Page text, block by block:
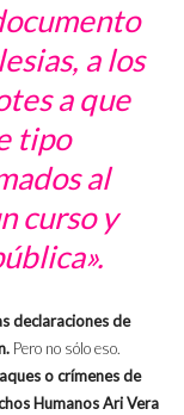
a los
a que
tipo
al
curso y
declaraciones de
Pero no sólo eso.
o crímenes de
Humanos Ari Vera